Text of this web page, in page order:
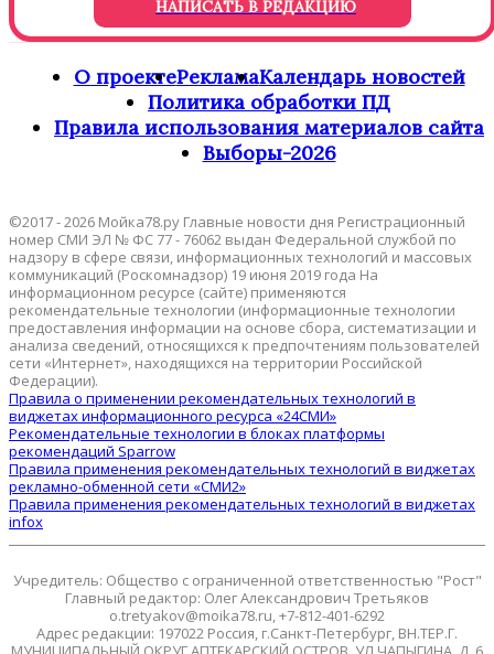
НАПИСАТЬ В РЕДАКЦИЮ
О проектеРекламаКалендарь новостей
Политика обработки ПД
Правила использования материалов сайта
Выборы-2026
©2017 - 2026 Мойка78.ру Главные новости дня Регистрационный
номер СМИ ЭЛ № ФС 77 - 76062 выдан Федеральной службой по
надзору в сфере связи, информационных технологий и массовых
коммуникаций (Роскомнадзор) 19 июня 2019 года На
информационном ресурсе (сайте) применяются
рекомендательные технологии (информационные технологии
предоставления информации на основе сбора, систематизации и
анализа сведений, относящихся к предпочтениям пользователей
сети «Интернет», находящихся на территории Российской
Федерации).
Правила о применении рекомендательных технологий в
виджетах информационного ресурса «24СМИ»
Рекомендательные технологии в блоках платформы
рекомендаций Sparrow
Правила применения рекомендательных технологий в виджетах
рекламно-обменной сети «СМИ2»
Правила применения рекомендательных технологий в виджетах
infox
Учредитель: Общество с ограниченной ответственностью "Рост"
Главный редактор: Олег Александрович Третьяков
o.tretyakov@moika78.ru, +7-812-401-6292
Адрес редакции: 197022 Россия, г.Санкт-Петербург, ВН.ТЕР.Г.